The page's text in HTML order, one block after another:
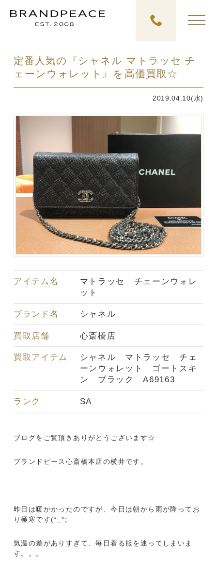
定番人気の『シャネル マトラッセ チ
ェーンウォレット』を高価買取☆
2019.04.10(水)
アイテム名
マトラッセ チェーンウォレ
ット
ブランド名 シャネル
買取店舗 心斎橋店
買取アイテム
シャネル マトラッセ チェ
ーンウォレット ゴートスキ
ン ブラック A69163
ランク SA
ブログをご覧頂きありがとうございます☆
ブランドピース心斎橋本店の横井です。
昨日は暖かかったのですが、今日は朝から雨が降ってお
り極寒です(*_*;
気温の差がありすぎて、毎日着る服を迷ってしまいま
す。。。